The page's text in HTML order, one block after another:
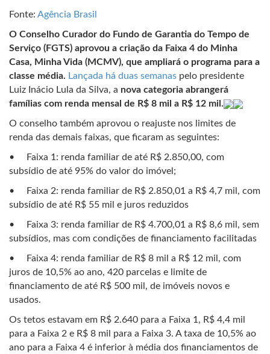
Fonte: Agência Brasil
O Conselho Curador do Fundo de Garantia do Tempo de
Serviço (FGTS) aprovou a criação da Faixa 4 do Minha
Casa, Minha Vida (MCMV), que ampliará o programa para a
classe média. Lançada há duas semanas pelo presidente
Luiz Inácio Lula da Silva, a nova categoria abrangerá
famílias com renda mensal de R$ 8 mil a R$ 12 mil.
O conselho também aprovou o reajuste nos limites de
renda das demais faixas, que ficaram as seguintes:
• Faixa 1: renda familiar de até R$ 2.850,00, com
subsídio de até 95% do valor do imóvel;
• Faixa 2: renda familiar de R$ 2.850,01 a R$ 4,7 mil, com
subsídio de até R$ 55 mil e juros reduzidos
• Faixa 3: renda familiar de R$ 4.700,01 a R$ 8,6 mil, sem
subsídios, mas com condições de financiamento facilitadas
• Faixa 4: renda familiar de R$ 8 mil a R$ 12 mil, com
juros de 10,5% ao ano, 420 parcelas e limite de
financiamento de até R$ 500 mil, de imóveis novos e
usados.
Os tetos estavam em R$ 2.640 para a Faixa 1, R$ 4,4 mil
para a Faixa 2 e R$ 8 mil para a Faixa 3. A taxa de 10,5% ao
ano para a Faixa 4 é inferior à média dos financiamentos de